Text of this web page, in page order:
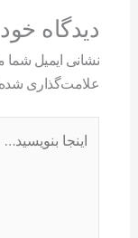
دیدگاه‌
نشانی ایمیل شما
علامت‌گذاری
بنویسید…